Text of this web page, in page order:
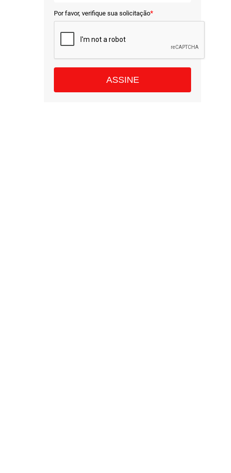
Por favor, verifique sua solicitação*
ASSINE